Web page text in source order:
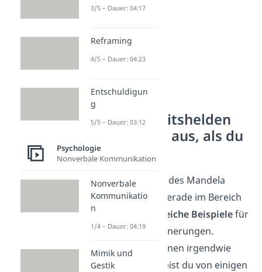
Deine Kindheitshelden
sehen anders aus, als du
denkst
Seit der Entdeckung des Mandela
Effekts finden sich gerade im Bereich
derPopkultur zahlreiche Beispielefür
kollektiv falsche Erinnerungen.
Manche davon scheinen irgendwie
plausibel. Vielleicht bist du von einigen
3/5 – Dauer: 04:17
Reframing
4/5 – Dauer: 04:23
Entschuldigun
g
5/5 – Dauer: 03:12
Psychologie
Nonverbale Kommunikation
Nonverbale
Kommunikatio
n
1/4 – Dauer: 04:19
Mimik und
Gestik